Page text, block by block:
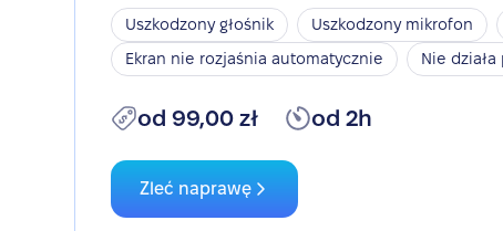
Uszkodzony głośnik Uszkodzony mikrofon
Ekran nie rozjaśnia automatycznie
Nie
od 99,00 zł od 2h
Zleć naprawę